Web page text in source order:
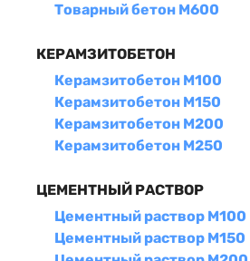
Товарный бетон М600
КЕРАМЗИТОБЕТОН
Керамзитобетон М100
Керамзитобетон М150
Керамзитобетон М200
Керамзитобетон М250
ЦЕМЕНТНЫЙ РАСТВОР
Цементный раствор М100
Цементный раствор М150